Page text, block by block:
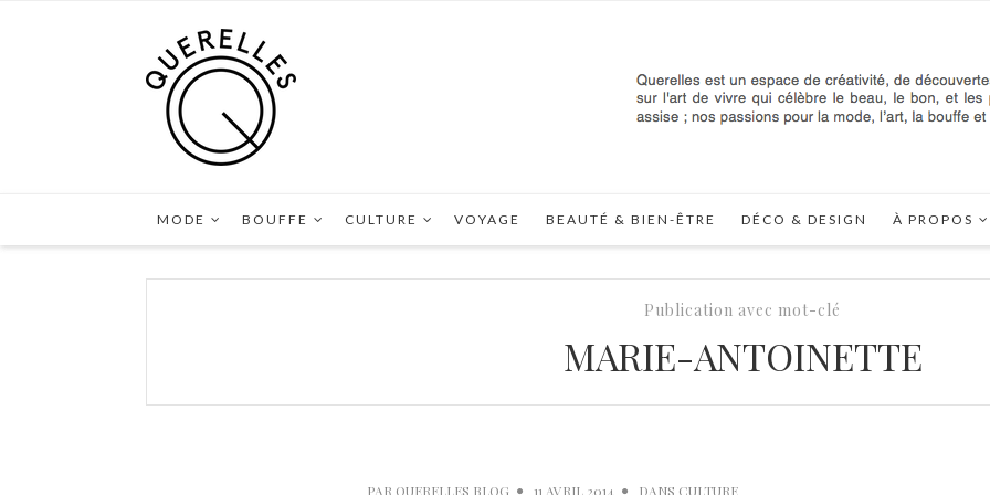
MODE BOUFFE CULTURE VOYAGE BEAUTÉ & BIEN-ÊTRE DÉCO & DESIGN À PROPOS
Publication avec mot-clé
MARIE-ANTOINETTE
PAR QUERELLES BLOG 11 AVRIL 2014 DANS CULTURE